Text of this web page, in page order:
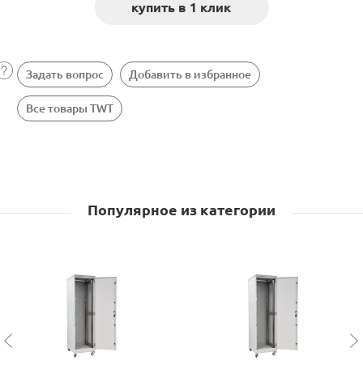
Задать вопрос Добавить в избранное
Все товары TWT
Популярное из категории